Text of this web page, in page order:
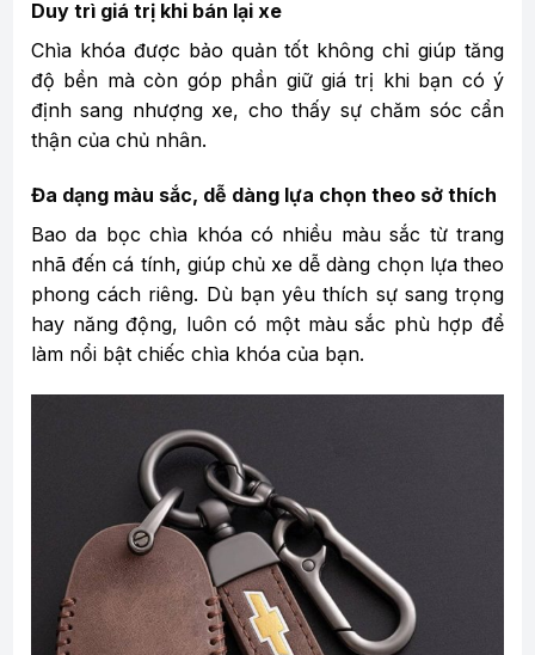
Duy trì giá trị khi bán lại xe
Chìa khóa được bảo quản tốt không chỉ giúp tăng
độ bền mà còn góp phần giữ giá trị khi bạn có ý
định sang nhượng xe, cho thấy sự chăm sóc cẩn
thận của chủ nhân.
Đa dạng màu sắc, dễ dàng lựa chọn theo sở thích
Bao da bọc chìa khóa có nhiều màu sắc từ trang
nhã đến cá tính, giúp chủ xe dễ dàng chọn lựa theo
phong cách riêng. Dù bạn yêu thích sự sang trọng
hay năng động, luôn có một màu sắc phù hợp để
làm nổi bật chiếc chìa khóa của bạn.